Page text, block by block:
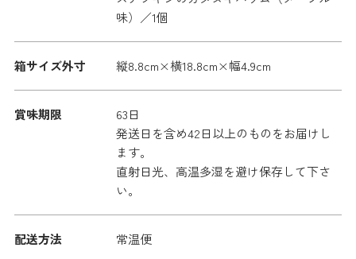
味）／1個
箱サイズ外寸 縦8.8cm×横18.8cm×幅4.9cm
賞味期限
63日
発送日を含め42日以上のものをお届けし
ます。
直射日光、高温多湿を避け保存して下さ
い。
配送方法 常温便